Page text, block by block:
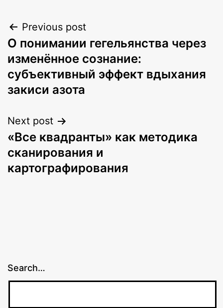
Post
navigation
Previous post
О понимании гегельянства через
изменённое сознание:
субъективный эффект вдыхания
закиси азота
Next post
«Все квадранты» как методика
сканирования и
картографирования
Search…